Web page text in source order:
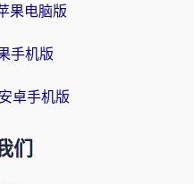
果电脑版
手机版
卓手机版
们